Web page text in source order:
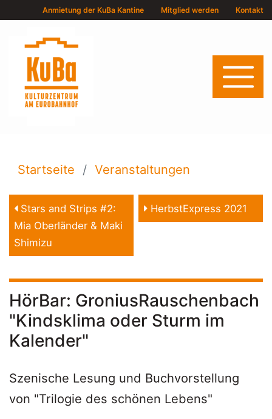
Anmietung der KuBa Kantine Mitglied werden Kontakt
Startseite Veranstaltungen
Stars and Strips #2:
Mia Oberländer & Maki
Shimizu
HerbstExpress 2021
HörBar: GroniusRauschenbach
"Kindsklima oder Sturm im
Kalender"
Szenische Lesung und Buchvorstellung
von "Trilogie des schönen Lebens"